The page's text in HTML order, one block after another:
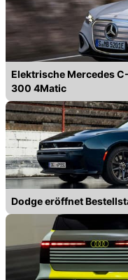
Elektrische Mercedes
300 4Matic
Dodge eröffnet